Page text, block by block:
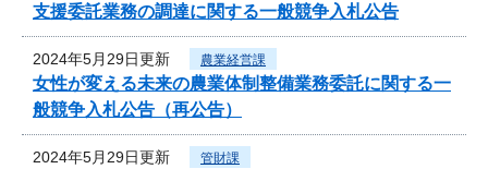
支援委託業務の調達に関する一般競争入札公告
2024年5月29日更新 農業経営課
女性が変える未来の農業体制整備業務委託に関する一
般競争入札公告（再公告）
2024年5月29日更新 管財課